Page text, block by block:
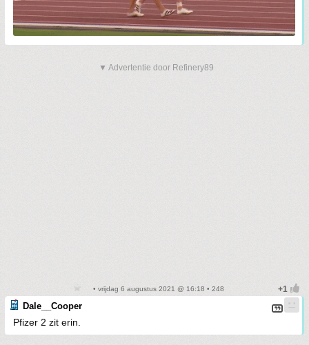
▼ Advertentie door Refinery89
• vrijdag 6 augustus 2021 @ 16:18 • 248
Dale__Cooper
Pfizer 2 zit erin.